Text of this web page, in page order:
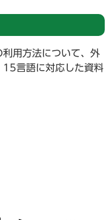
用方法について、外
15言語に対応した資料